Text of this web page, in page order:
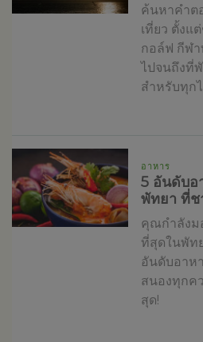
ค้นหาคำต
เที่ยว ตั้งแ
กอล์ฟ กีฬา
ไปจนถึงที่
สำหรับทุก
อาหาร
5 อันดับอ
พัทยา ที่ช
คุณกำลังม
ที่สุดในพัท
อันดับอาห
สนองทุกค
สุด!